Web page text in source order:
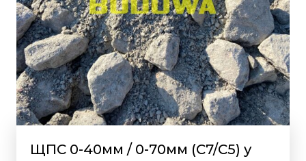
ЩПС 0-40мм / 0-70мм (С7/С5) у